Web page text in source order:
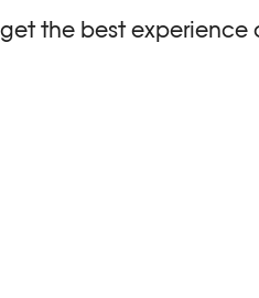
the best experience